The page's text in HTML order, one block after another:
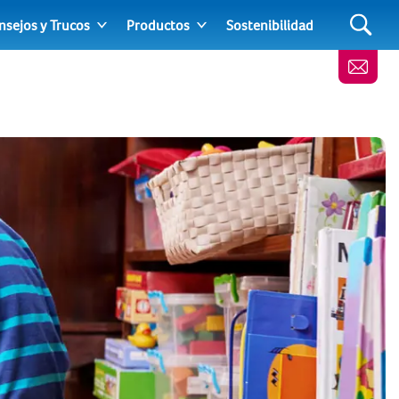
y Trucos Productos Sostenibilidad